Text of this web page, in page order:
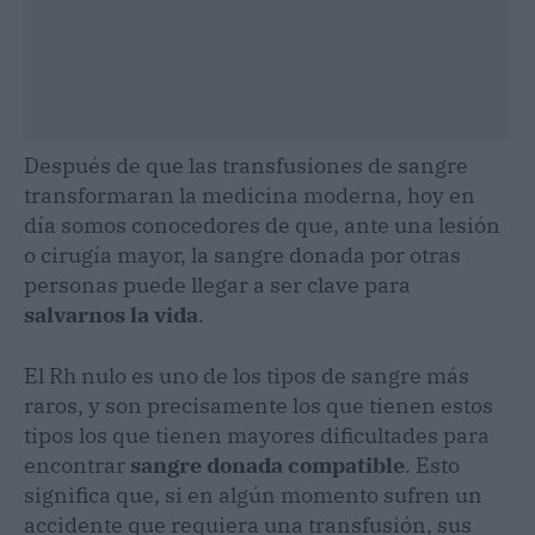
Después de que las transfusiones de sangre
transformaran la medicina moderna, hoy en
día somos conocedores de que, ante una lesión
o cirugía mayor, la sangre donada por otras
personas puede llegar a ser clave para
salvarnos la vida.
El Rh nulo es uno de los tipos de sangre más
raros, y son precisamente los que tienen estos
tipos los que tienen mayores dificultades para
encontrar sangre donada compatible. Esto
significa que, si en algún momento sufren un
accidente que requiera una transfusión, sus